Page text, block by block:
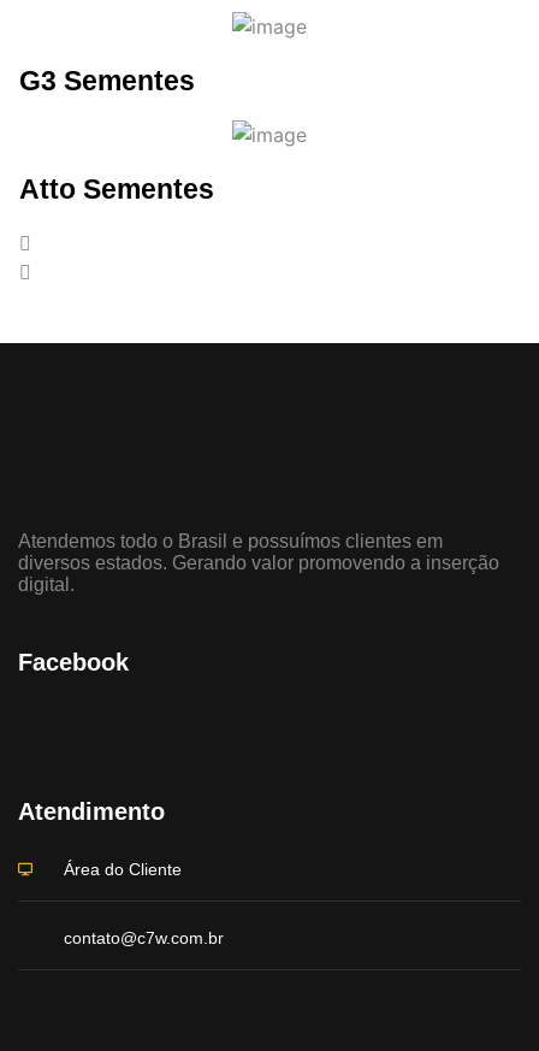
G3 Sementes
Atto Sementes
Atendemos todo o Brasil e possuímos clientes em
diversos estados. Gerando valor promovendo a inserção
digital.
Facebook
Atendimento
Área do Cliente
contato@c7w.com.br